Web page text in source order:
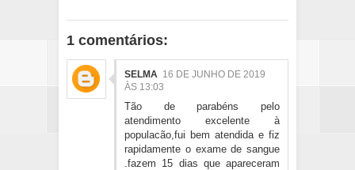
1 comentários:
SELMA 16 DE JUNHO DE 2019
ÀS 13:03
Tão de parabéns pelo
atendimento excelente à
populacão,fui bem atendida e fiz
rapidamente o exame de sangue
.fazem 15 dias que apareceram